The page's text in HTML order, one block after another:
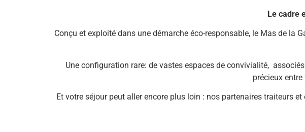
Le cadre
Conçu et exploité dans une démarche éco-responsable, le Mas de la
Une configuration rare: de vastes espaces de convivialité,
précieux
Et votre séjour peut aller encore plus loin : nos partenaires traiteurs